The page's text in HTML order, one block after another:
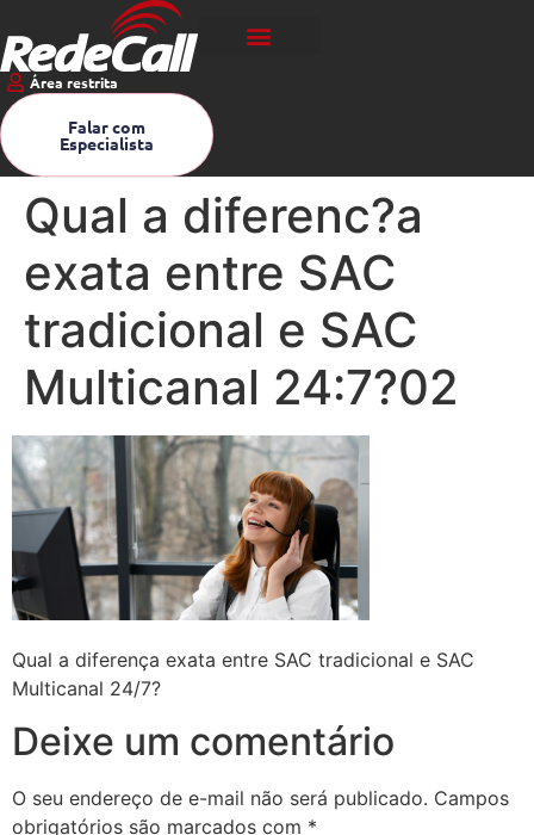
Área restrita
Falar com
Especialista
Qual a diferenc?a
exata entre SAC
tradicional e SAC
Multicanal 24:7?02
Qual a diferença exata entre SAC tradicional e SAC
Multicanal 24/7?
Deixe um comentário
O seu endereço de e-mail não será publicado. Campos
obrigatórios são marcados com *